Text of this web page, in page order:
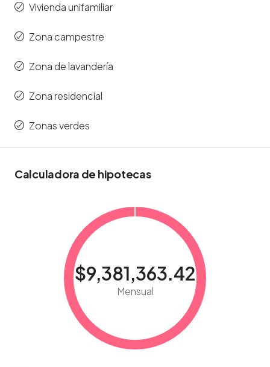
Vivienda unifamiliar
Zona campestre
Zona de lavandería
Zona residencial
Zonas verdes
Calculadora de hipotecas
$9,381,363.42
Mensual